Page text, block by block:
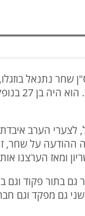
(7),
הערב
ההודעה על
ומאז הערצנו
גם מפקד וגם